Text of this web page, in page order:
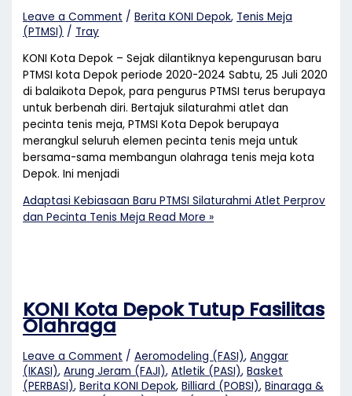
Leave a Comment /Berita KONI Depok, Tenis Meja
(PTMSI) / Tray
KONI Kota Depok – Sejak dilantiknya kepengurusan baru
PTMSI kota Depok periode 2020-2024 Sabtu, 25 Juli 2020
di balaikota Depok, para pengurus PTMSI terus berupaya
untuk berbenah diri. Bertajuk silaturahmi atlet dan
pecinta tenis meja, PTMSI Kota Depok berupaya
merangkul seluruh elemen pecinta tenis meja untuk
bersama-sama membangun olahraga tenis meja kota
Depok. Ini menjadi
Adaptasi Kebiasaan Baru PTMSI Silaturahmi Atlet Perprov
dan Pecinta Tenis Meja Read More »
KONI Kota Depok Tutup Fasilitas
Olahraga
Leave a Comment /Aeromodeling (FASI),Anggar
(IKASI),Arung Jeram (FAJI),Atletik (PASI),Basket
(PERBASI),Berita KONI Depok,Billiard (POBSI),Binaraga &